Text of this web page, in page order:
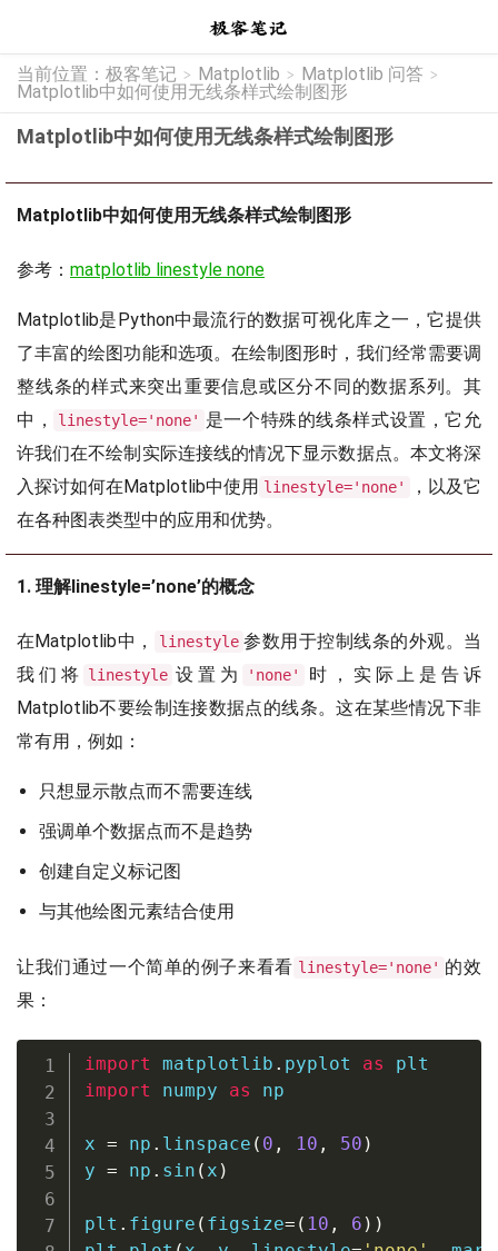
当前位置： 极客笔记 > Matplotlib > Matplotlib 问答 >
Matplotlib中如何使用无线条样式绘制图形
Matplotlib中如何使用无线条样式绘制图形
Matplotlib中如何使用无线条样式绘制图形
参考： matplotlib linestyle none
Matplotlib是Python中最流行的数据可视化库之一，它提供
了丰富的绘图功能和选项。在绘制图形时，我们经常需要调
整线条的样式来突出重要信息或区分不同的数据系列。其
中，
linestyle='none' 是一个特殊的线条样式设置，它允
许我们在不绘制实际连接线的情况下显示数据点。本文将深
入探讨如何在Matplotlib中使用 linestyle='none'
，以及它
在各种图表类型中的应用和优势。
1. 理解linestyle=’none’的概念
在Matplotlib中， linestyle 参数用于控制线条的外观。当
我们将 linestyle 设置为 'none'
时，实际上是告诉
Matplotlib不要绘制连接数据点的线条。这在某些情况下非
常有用，例如：
只想显示散点而不需要连线
强调单个数据点而不是趋势
创建自定义标记图
与其他绘图元素结合使用
让我们通过一个简单的例子来看看 linestyle='none' 的效
果：
import matplotlib . pyplot as
import numpy as np
x = np . linspace ( 0 , 10 , 50 )
y = np . sin ( x )
plt . figure ( figsize= ( 10 , 6 ) )